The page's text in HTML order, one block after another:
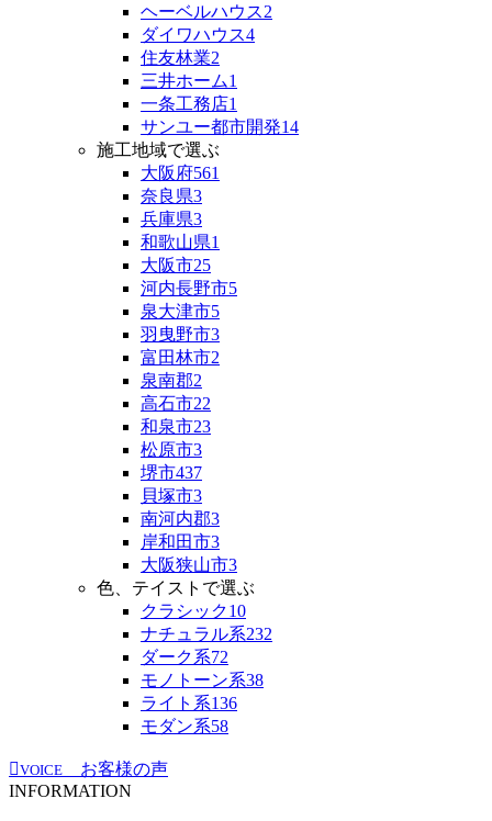
ヘーベルハウス2
ダイワハウス4
住友林業2
三井ホーム1
一条工務店1
サンユー都市開発14
施工地域で選ぶ
大阪府561
奈良県3
兵庫県3
和歌山県1
大阪市25
河内長野市5
泉大津市5
羽曳野市3
富田林市2
泉南郡2
高石市22
和泉市23
松原市3
堺市437
貝塚市3
南河内郡3
岸和田市3
大阪狭山市3
色、テイストで選ぶ
クラシック10
ナチュラル系232
ダーク系72
モノトーン系38
ライト系136
モダン系58
VOICE
お客様の声
INFORMATION